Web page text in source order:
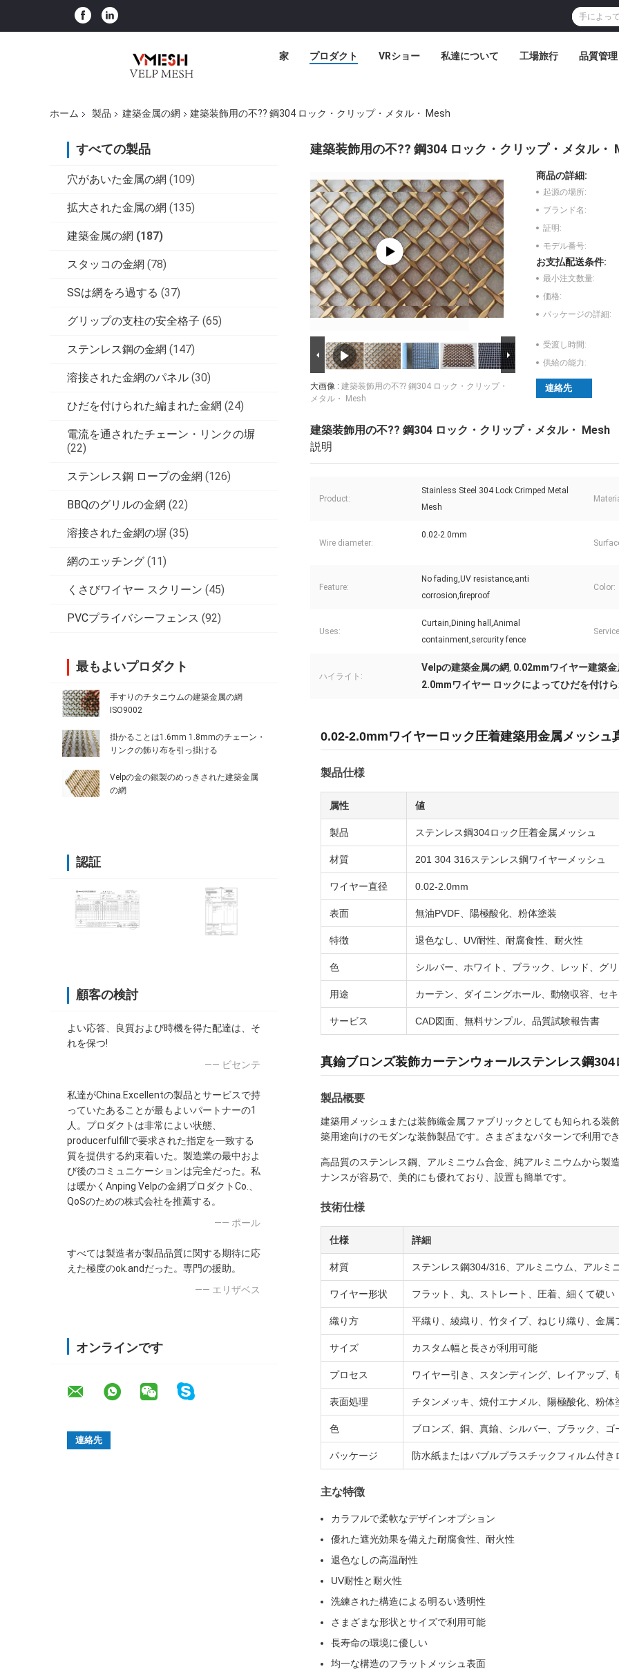
家 プロダクト VRショー 私達について 工場旅行 品質管理
ホーム 製品 建築金属の網 建築装飾用の不?? 鋼304 ロック・クリップ・メタル・ Mesh
すべての製品
穴があいた金属の網 (109)
拡大された金属の網 (135)
建築金属の網 (187)
スタッコの金網 (78)
SSは網をろ過する (37)
グリップの支柱の安全格子 (65)
ステンレス鋼の金網 (147)
溶接された金網のパネル (30)
ひだを付けられた編まれた金網 (24)
電流を通されたチェーン・リンクの塀
(22)
ステンレス鋼 ロープの金網 (126)
BBQのグリルの金網 (22)
溶接された金網の塀 (35)
網のエッチング (11)
くさびワイヤー スクリーン (45)
PVCプライバシーフェンス (92)
最もよいプロダクト
手すりのチタニウムの建築金属の網
ISO9002
掛かることは1.6mm 1.8mmのチェーン・
リンクの飾り布を引っ掛ける
Velpの金の銀製のめっきされた建築金属
の網
認証
顧客の検討
よい応答、良質および時機を得た配達は、そ
れを保つ!
—— ビセンテ
私達がChina.Excellentの製品とサービスで持
っていたあることが最もよいパートナーの1
人。プロダクトは非常によい状態、
producerfulfillで要求された指定を一致する
質を提供する約束着いた。製造業の最中およ
び後のコミュニケーションは完全だった。私
は暖かくAnping Velpの金網プロダクトCo.、
QoSのための株式会社を推薦する。
—— ポール
すべては製造者が製品品質に関する期待に応
えた極度のok.andだった。専門の援助。
—— エリザベス
オンラインです
建築装飾用の不?? 鋼304 ロック・クリップ・メタル・
大画像 : 建築装飾用の不?? 鋼304 ロック・クリップ・
メタル・ Mesh
商品の詳細:
起源の場所:
ブランド名:
証明:
モデル番号:
お支払配送条件:
最小注文数量:
価格:
パッケージの詳細:
受渡し時間:
供給の能力:
連絡先
建築装飾用の不?? 鋼304 ロック・クリップ・メタル・ Mesh
説明
Product:
Stainless Steel 304 Lock Crimped Metal
Mesh
Wire diameter:
0.02-2.0mm
Feature:
No fading,UV resistance,anti
corrosion,fireproof
Color:
Uses:
Curtain,Dining hall,Animal
containment,sercurity fence
ハイライト:
Velpの建築金属の網, 0.02mmワイヤー建築金
2.0mmワイヤー ロックによってひだを付け
0.02-2.0mmワイヤーロック圧着建築用金属メッシュ
製品仕様
属性 値
製品 ステンレス鋼304ロック圧着金属メッシュ
材質 201 304 316ステンレス鋼ワイヤーメッシュ
ワイヤー直径 0.02-2.0mm
表面 無油PVDF、陽極酸化、粉体塗装
特徴 退色なし、UV耐性、耐腐食性、耐火性
色 シルバー、ホワイト、ブラック、レッド、グ
用途 カーテン、ダイニングホール、動物収容、セ
サービス CAD図面、無料サンプル、品質試験報告書
真鍮ブロンズ装飾カーテンウォールステンレス鋼
製品概要
建築用メッシュまたは装飾織金属ファブリックとしても知られる装
築用途向けのモダンな装飾製品です。さまざまなパターンで利用で
高品質のステンレス鋼、アルミニウム合金、純アルミニウムから製
ナンスが容易で、美的にも優れており、設置も簡単です。
技術仕様
仕様 詳細
材質 ステンレス鋼304/316、アルミニウム、アルミ
ワイヤー形状 フラット、丸、ストレート、圧着、細くて硬い
織り方 平織り、綾織り、竹タイプ、ねじり織り、金属
サイズ カスタム幅と長さが利用可能
プロセス ワイヤー引き、スタンディング、レイアップ、
表面処理 チタンメッキ、焼付エナメル、陽極酸化、粉
色 ブロンズ、銅、真鍮、シルバー、ブラック、ゴ
パッケージ 防水紙またはバブルプラスチックフィルム付き
主な特徴
カラフルで柔軟なデザインオプション
優れた遮光効果を備えた耐腐食性、耐火性
退色なしの高温耐性
UV耐性と耐火性
洗練された構造による明るい透明性
さまざまな形状とサイズで利用可能
長寿命の環境に優しい
均一な構造のフラットメッシュ表面